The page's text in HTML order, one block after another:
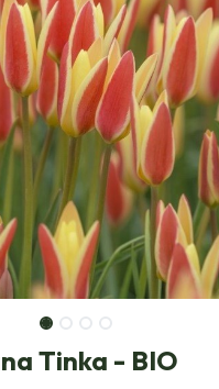
Tinka - BIO